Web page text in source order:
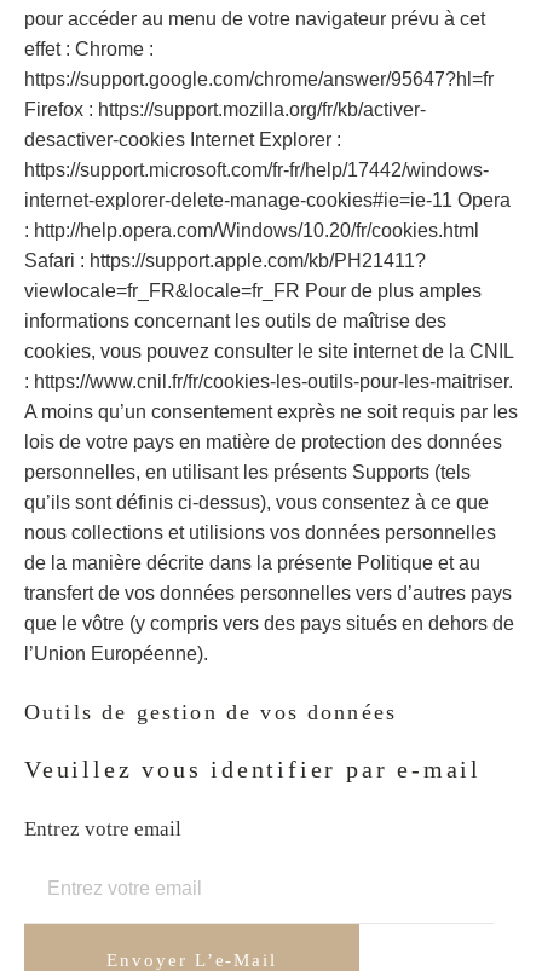
pour accéder au menu de votre navigateur prévu à cet
effet : Chrome :
https://support.google.com/chrome/answer/95647?hl=fr
Firefox : https://support.mozilla.org/fr/kb/activer-
desactiver-cookies Internet Explorer :
https://support.microsoft.com/fr-fr/help/17442/windows-
internet-explorer-delete-manage-cookies#ie=ie-11 Opera
: http://help.opera.com/Windows/10.20/fr/cookies.html
Safari : https://support.apple.com/kb/PH21411?
viewlocale=fr_FR&locale=fr_FR Pour de plus amples
informations concernant les outils de maîtrise des
cookies, vous pouvez consulter le site internet de la CNIL
: https://www.cnil.fr/fr/cookies-les-outils-pour-les-maitriser.
A moins qu’un consentement exprès ne soit requis par les
lois de votre pays en matière de protection des données
personnelles, en utilisant les présents Supports (tels
qu’ils sont définis ci-dessus), vous consentez à ce que
nous collections et utilisions vos données personnelles
de la manière décrite dans la présente Politique et au
transfert de vos données personnelles vers d’autres pays
que le vôtre (y compris vers des pays situés en dehors de
l’Union Européenne).
Outils de gestion de vos données
Veuillez vous identifier par e-mail
Entrez votre email